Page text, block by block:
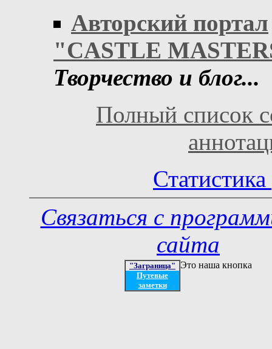
Авторский портал
"CASTLE
Творчество и блог...
Полный список
Статистика
Связаться с
сайта
"Заграница"
Путевые
заметки
Это наша кнопка